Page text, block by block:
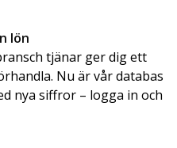
lön
tjänar ger dig ett
Nu är vår databas
nya siffror – logga in och